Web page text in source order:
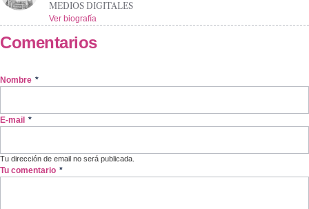
MEDIOS DIGITALES
Ver biografía
Comentarios
Nombre *
E-mail *
Tu dirección de email no será publicada.
Tu comentario *